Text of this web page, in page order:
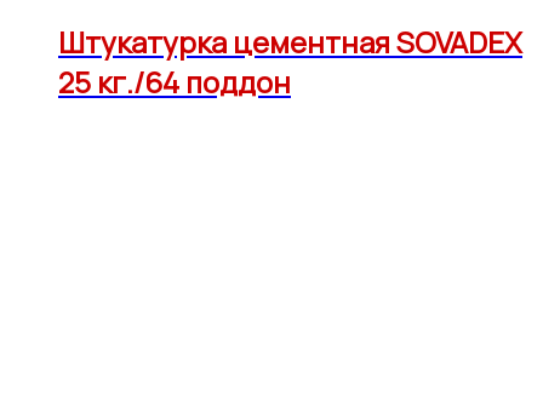
Штукатурка цементная SOVADEX
25 кг./64 поддон